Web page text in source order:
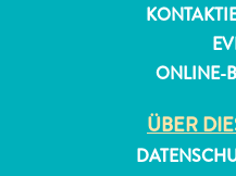
ONLINE-
ÜBER